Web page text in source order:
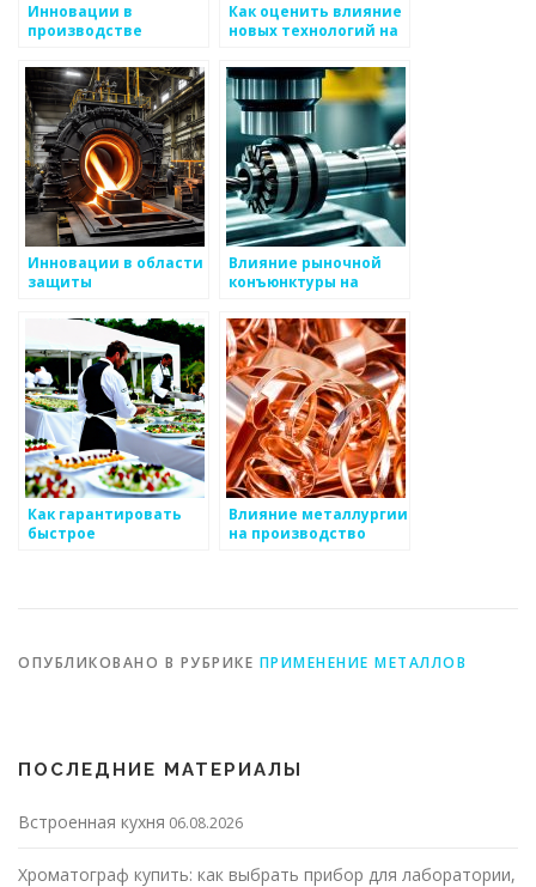
Инновации в
производстве
Как оценить влияние
новых технологий на
металоизделий
Инновации в области
защиты
конструкций
Влияние рыночной
конъюнктуры на
металлоизделий
Как гарантировать
быстрое
Влияние металлургии
на производство
ОПУБЛИКОВАНО В РУБРИКЕ ПРИМЕНЕНИЕ МЕТАЛЛОВ
ПОСЛЕДНИЕ МАТЕРИАЛЫ
Встроенная кухня 06.08.2026
Хроматограф купить: как выбрать прибор для лаборатории,